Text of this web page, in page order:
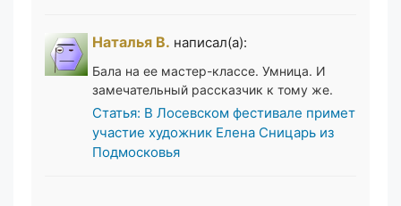
Наталья В. написал(а):
Бала на ее мастер-классе. Умница. И
замечательный рассказчик к тому же.
Статья: В Лосевском фестивале примет
участие художник Елена Сницарь из
Подмосковья